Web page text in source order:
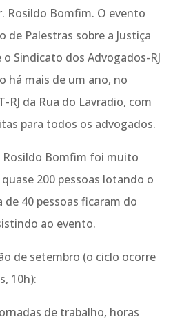
Rosildo Bomfim. O evento
de Palestras sobre a Justiça
Sindicato dos Advogados-RJ
há mais de um ano, no
RJ da Rua do Lavradio, com
para todos os advogados.
Rosildo Bomfim foi muito
200 pessoas lotando o
40 pessoas ficaram do
ao evento.
de setembro (o ciclo ocorre
10h):
de trabalho, horas